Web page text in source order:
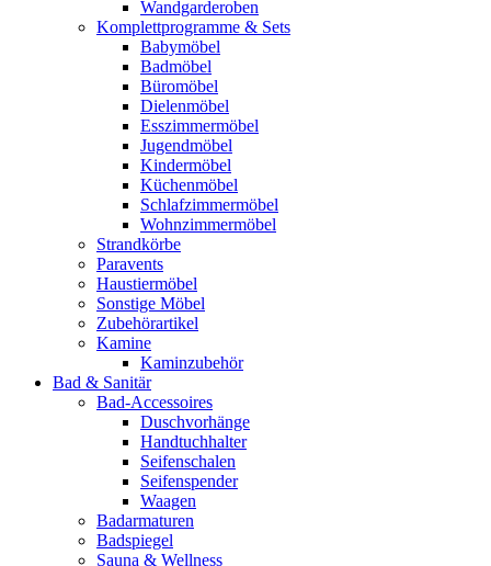
Wandgarderoben
Komplettprogramme & Sets
Babymöbel
Badmöbel
Büromöbel
Dielenmöbel
Esszimmermöbel
Jugendmöbel
Kindermöbel
Küchenmöbel
Schlafzimmermöbel
Wohnzimmermöbel
Strandkörbe
Paravents
Haustiermöbel
Sonstige Möbel
Zubehörartikel
Kamine
Kaminzubehör
Bad & Sanitär
Bad-Accessoires
Duschvorhänge
Handtuchhalter
Seifenschalen
Seifenspender
Waagen
Badarmaturen
Badspiegel
Sauna & Wellness